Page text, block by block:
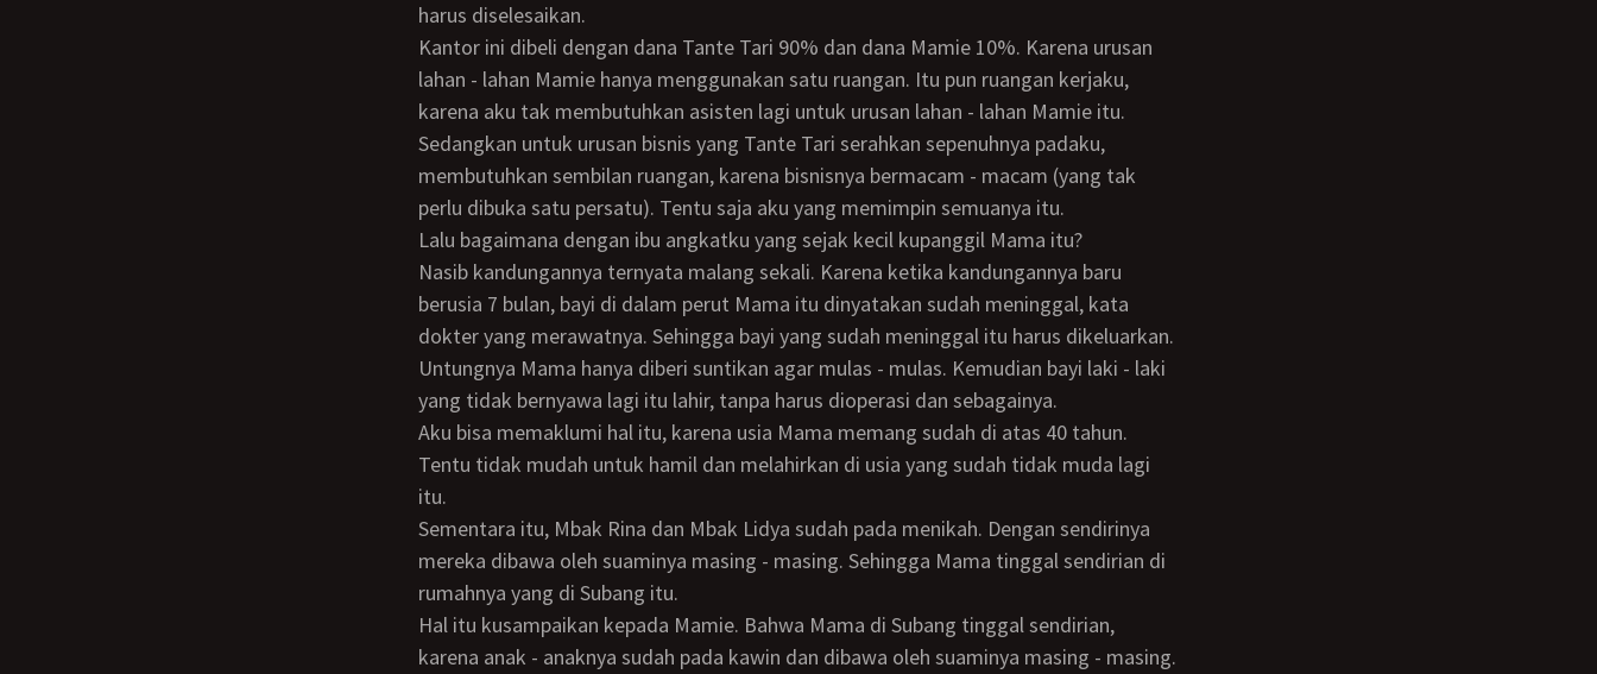
harus diselesaikan.
Kantor ini dibeli dengan dana Tante Tari 90% dan dana Mamie 10%. Karena urusan
lahan - lahan Mamie hanya menggunakan satu ruangan. Itu pun ruangan kerjaku,
karena aku tak membutuhkan asisten lagi untuk urusan lahan - lahan Mamie itu.
Sedangkan untuk urusan bisnis yang Tante Tari serahkan sepenuhnya padaku,
membutuhkan sembilan ruangan, karena bisnisnya bermacam - macam (yang tak
perlu dibuka satu persatu). Tentu saja aku yang memimpin semuanya itu.
Lalu bagaimana dengan ibu angkatku yang sejak kecil kupanggil Mama itu?
Nasib kandungannya ternyata malang sekali. Karena ketika kandungannya baru
berusia 7 bulan, bayi di dalam perut Mama itu dinyatakan sudah meninggal, kata
dokter yang merawatnya. Sehingga bayi yang sudah meninggal itu harus dikeluarkan.
Untungnya Mama hanya diberi suntikan agar mulas - mulas. Kemudian bayi laki - laki
yang tidak bernyawa lagi itu lahir, tanpa harus dioperasi dan sebagainya.
Aku bisa memaklumi hal itu, karena usia Mama memang sudah di atas 40 tahun.
Tentu tidak mudah untuk hamil dan melahirkan di usia yang sudah tidak muda lagi
itu.
Sementara itu, Mbak Rina dan Mbak Lidya sudah pada menikah. Dengan sendirinya
mereka dibawa oleh suaminya masing - masing. Sehingga Mama tinggal sendirian di
rumahnya yang di Subang itu.
Hal itu kusampaikan kepada Mamie. Bahwa Mama di Subang tinggal sendirian,
karena anak - anaknya sudah pada kawin dan dibawa oleh suaminya masing - masing.